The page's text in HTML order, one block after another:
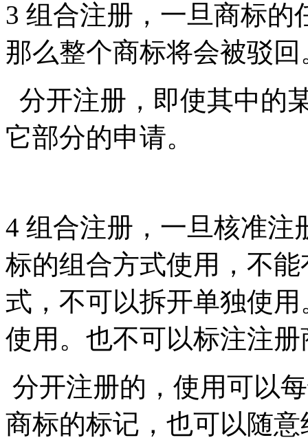
3 组合注册，一旦商标的
那么整个商标将会被驳回
分开注册，即使其中的
它部分的申请。
4 组合注册，一旦核准注
标的组合方式使用，不
式，不可以拆开单独使
使用。也不可以标注注
分开注册的，使用可以
商标的标记，也可以随